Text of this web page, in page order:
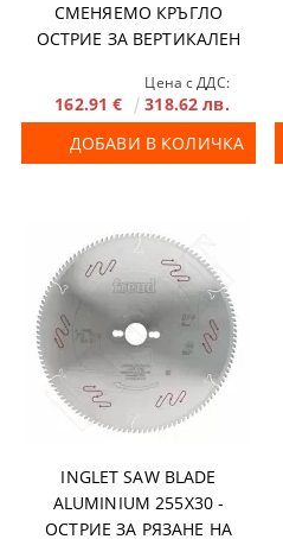
СМЕНЯЕМО КРЪГЛО
ОСТРИЕ ЗА ВЕРТИКАЛЕН
Цена с ДДС:
162.91 €
318.62 лв.
ДОБАВИ В КОЛИЧКА
INGLET SAW BLADE
ALUMINIUM 255X30 -
ОСТРИЕ ЗА РЯЗАНЕ НА